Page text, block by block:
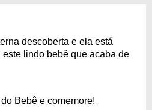
descoberta e ela está
este lindo bebê que acaba de
Bebê e comemore!